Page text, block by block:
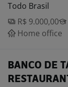
Todo Brasil
R$ 9.000,00
Home office
BANCO DE